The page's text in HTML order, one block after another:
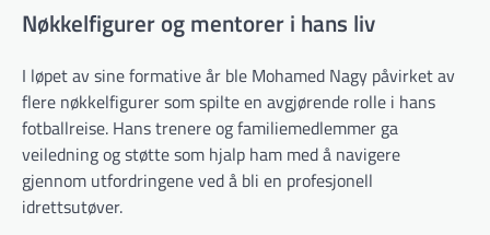
Nøkkelfigurer og mentorer i hans liv
I løpet av sine formative år ble Mohamed Nagy påvirket av
flere nøkkelfigurer som spilte en avgjørende rolle i hans
fotballreise. Hans trenere og familiemedlemmer ga
veiledning og støtte som hjalp ham med å navigere
gjennom utfordringene ved å bli en profesjonell
idrettsutøver.